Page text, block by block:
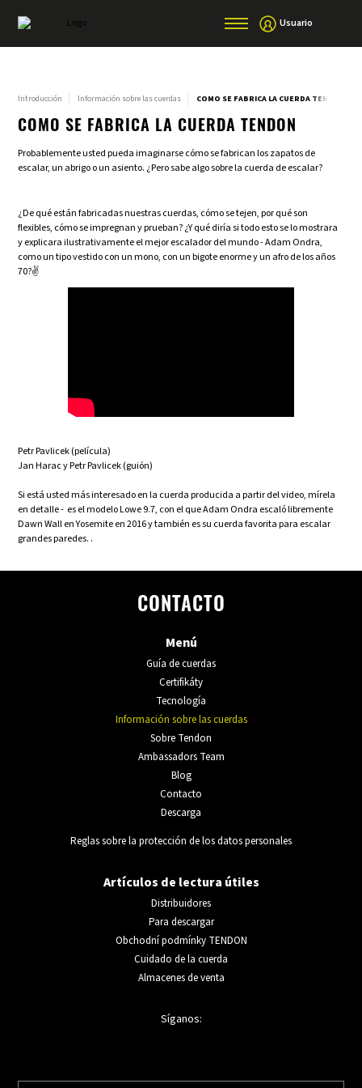
Usuario
Introducción Información sobre las cuerdas COMO SE FABRICA LA CUERDA TENDON
COMO SE FABRICA LA CUERDA TENDON
Probablemente usted pueda imaginarse cómo se fabrican los zapatos de
escalar, un abrigo o un asiento. ¿Pero sabe algo sobre la cuerda de escalar?
¿De qué están fabricadas nuestras cuerdas, cómo se tejen, por qué son
flexibles, cómo se impregnan y prueban? ¿Y qué diría si todo esto se lo mostrara
y explicara ilustrativamente el mejor escalador del mundo - Adam Ondra,
como un tipo vestido con un mono, con un bigote enorme y un afro de los años
70?✌️
Petr Pavlicek (película)
Jan Harac y Petr Pavlicek (guión)
Si está usted más interesado en la cuerda producida a partir del video, mírela
en detalle - es el modelo Lowe 9.7, con el que Adam Ondra escaló libremente
Dawn Wall en Yosemite en 2016 y también es su cuerda favorita para escalar
grandes paredes. .
CONTACTO
Menú
Guía de cuerdas
Certifikáty
Tecnología
Información sobre las cuerdas
Sobre Tendon
Ambassadors Team
Blog
Contacto
Descarga
Reglas sobre la protección de los datos personales
Artículos de lectura útiles
Distribuidores
Para descargar
Obchodní podmínky TENDON
Cuidado de la cuerda
Almacenes de venta
Síganos: